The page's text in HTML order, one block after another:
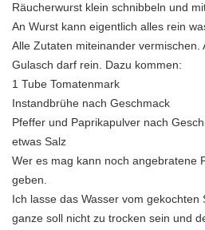
Räucherwurst klein schnibbeln und
An Wurst kann eigentlich alles rein
Alle Zutaten miteinander vermischen.
Gulasch darf rein. Dazu kommen:
1 Tube Tomatenmark
Instandbrühe nach Geschmack
Pfeffer und Paprikapulver nach
etwas Salz
Wer es mag kann noch angebratene
geben.
Ich lasse das Wasser vom
ganze soll nicht zu trocken sein und